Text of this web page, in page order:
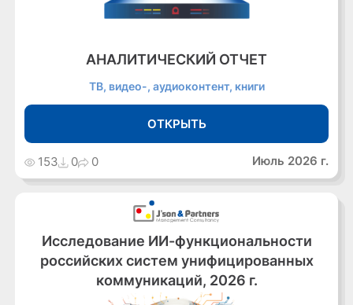
АНАЛИТИЧЕСКИЙ ОТЧЕТ
ТВ, видео-, аудиоконтент, книги
ОТКРЫТЬ
153 0 0 Июль 2026 г.
Исследование ИИ-функциональности
российских систем унифицированных
коммуникаций, 2026 г.